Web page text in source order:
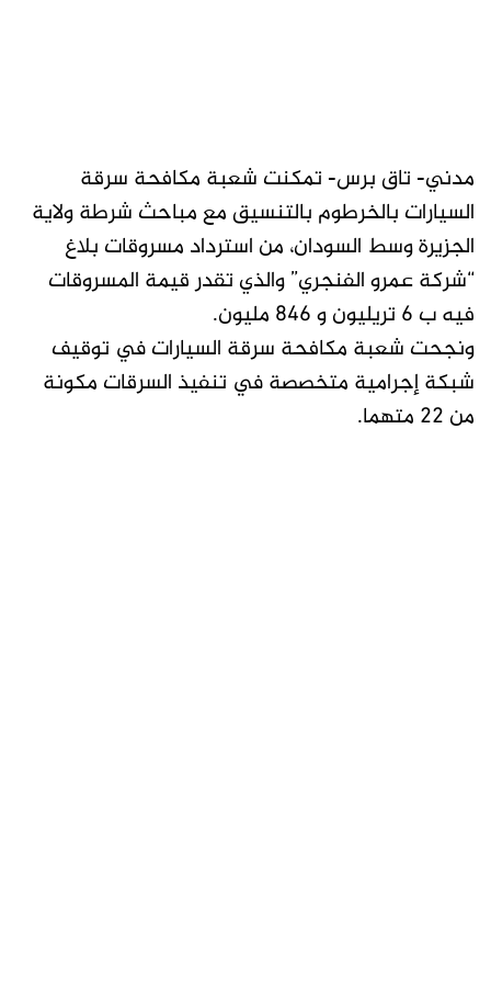
مدني- تاق برس- تمكنت شعبة مكافحة سرقة
السيارات بالخرطوم بالتنسيق مع مباحث شرطة ولاية
الجزيرة وسط السودان، من استرداد مسروقات بلاغ
“شركة عمرو الفنجري” والذي تقدر قيمة المسروقات
فيه ب 6 تريليون و 846 مليون.
ونجحت شعبة مكافحة سرقة السيارات في توقيف
شبكة إجرامية متخصصة في تنفيذ السرقات مكونة
من 22 متهما.